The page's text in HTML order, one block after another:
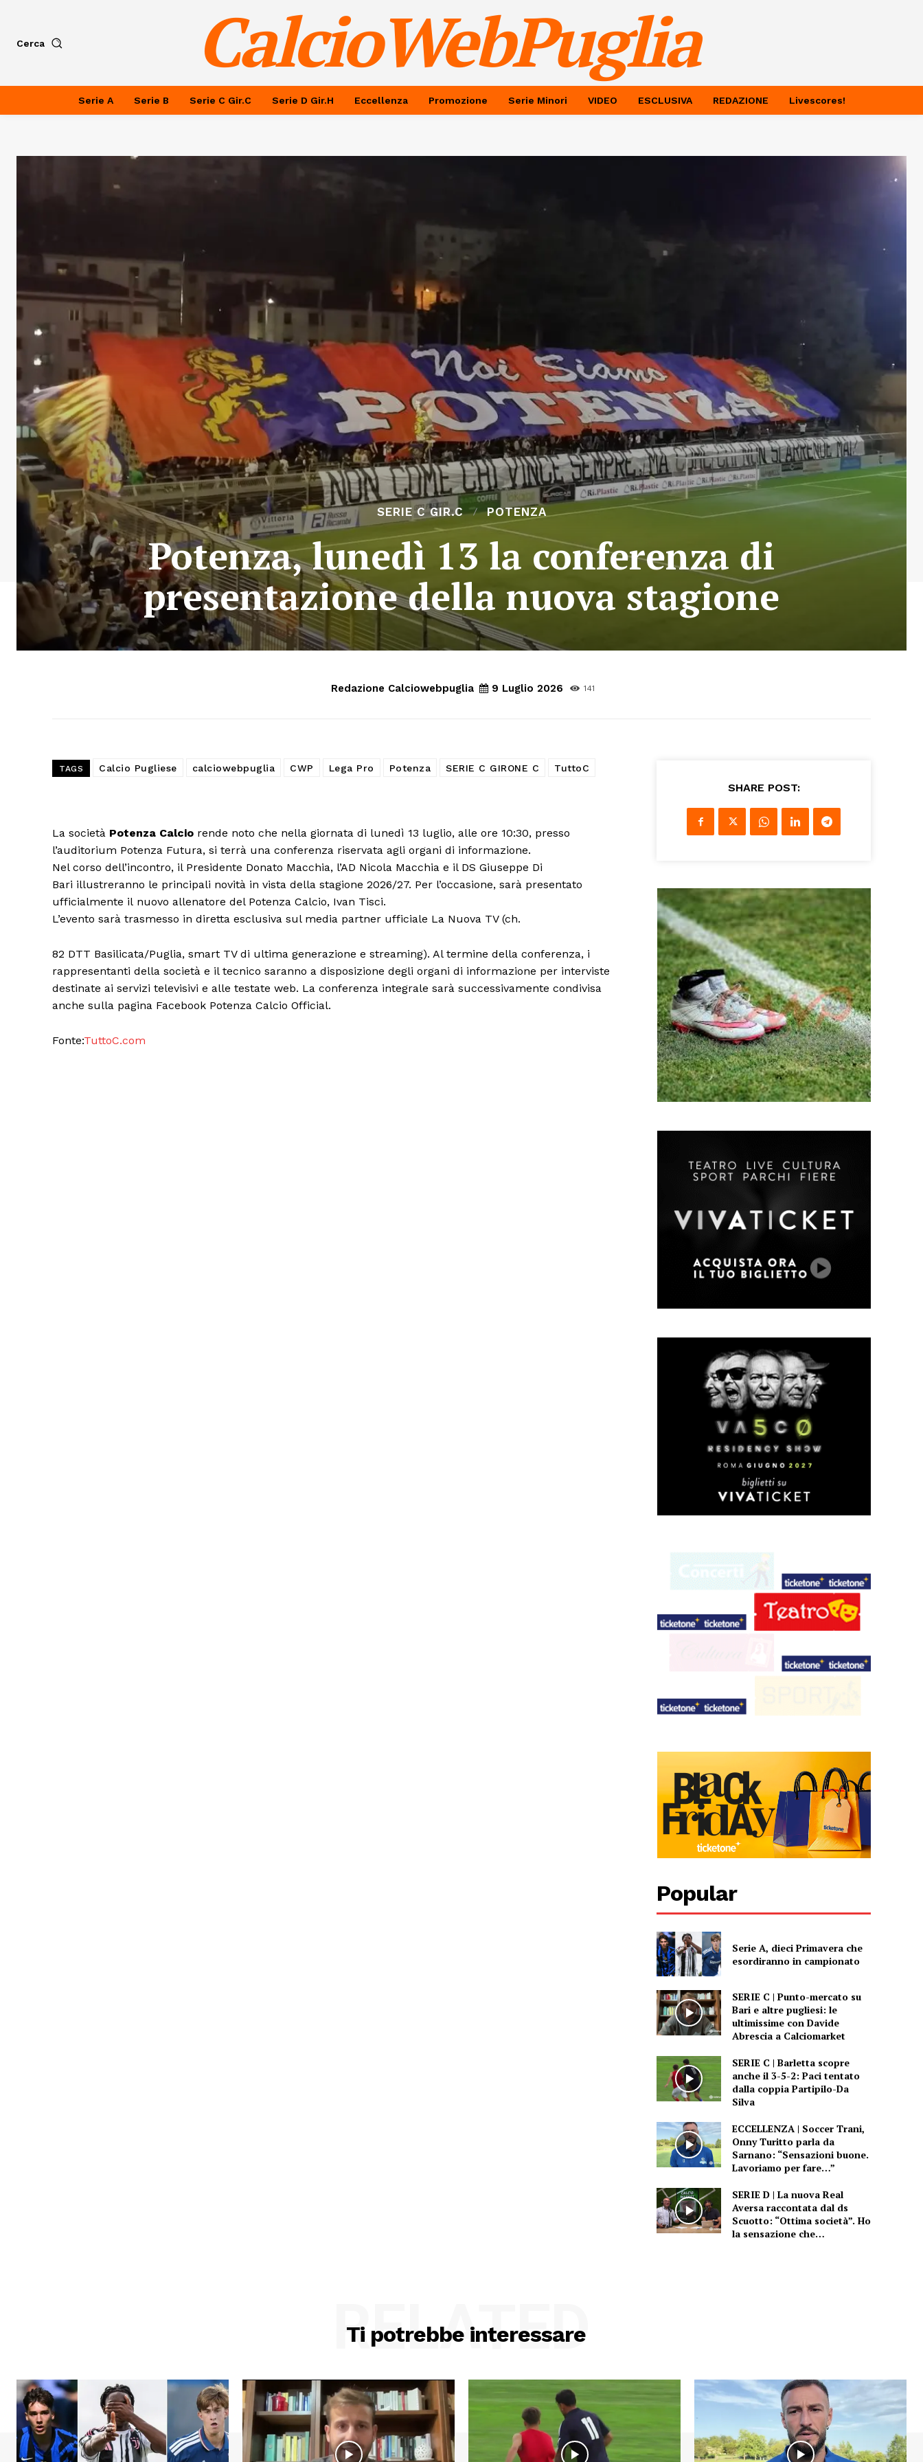
Cerca CalcioWebPuglia
Serie A Serie B Serie C Gir.C Serie D Gir.H Eccellenza Promozione Serie Minori VIDEO ESCLUSIVA REDAZIONE Livescores!
SERIE C GIR.C POTENZA
Potenza, lunedì 13 la conferenza di
presentazione della nuova stagione
Redazione Calciowebpuglia 9 Luglio 2026 141
TAGS Calcio Pugliese calciowebpuglia CWP Lega Pro Potenza SERIE C GIRONE C TuttoC
La società Potenza Calcio rende noto che nella giornata di lunedì 13 luglio, alle ore 10:30, presso
l’auditorium Potenza Futura, si terrà una conferenza riservata agli organi di informazione.
Nel corso dell’incontro, il Presidente Donato Macchia, l’AD Nicola Macchia e il DS Giuseppe Di
Bari illustreranno le principali novità in vista della stagione 2026/27. Per l’occasione, sarà presentato
ufficialmente il nuovo allenatore del Potenza Calcio, Ivan Tisci.
L’evento sarà trasmesso in diretta esclusiva sul media partner ufficiale La Nuova TV (ch.
82 DTT Basilicata/Puglia, smart TV di ultima generazione e streaming). Al termine della conferenza, i
rappresentanti della società e il tecnico saranno a disposizione degli organi di informazione per interviste
destinate ai servizi televisivi e alle testate web. La conferenza integrale sarà successivamente condivisa
anche sulla pagina Facebook Potenza Calcio Official.
Fonte:TuttoC.com
SHARE POST:
Popular
Serie A, dieci Primavera che
esordiranno in campionato
SERIE C | Punto-mercato su
Bari e altre pugliesi: le
ultimissime con Davide
Abrescia a Calciomarket
SERIE C | Barletta scopre
anche il 3-5-2: Paci tentato
dalla coppia Partipilo-Da
Silva
ECCELLENZA | Soccer Trani,
Onny Turitto parla da
Sarnano: “Sensazioni buone.
Lavoriamo per fare…”
SERIE D | La nuova Real
Aversa raccontata dal ds
Scuotto: “Ottima società”. Ho
la sensazione che…
Ti potrebbe interessare
RELATED